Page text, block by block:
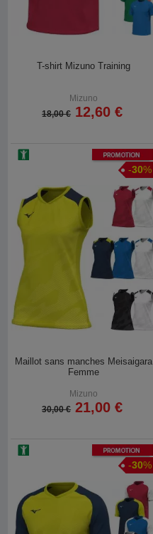
T-shirt Mizuno Training
Mizuno
18,00 € 12,60 €
Promotion
-30%
Maillot sans manches Meisaigara
Femme
Mizuno
30,00 € 21,00 €
Promotion
-30%